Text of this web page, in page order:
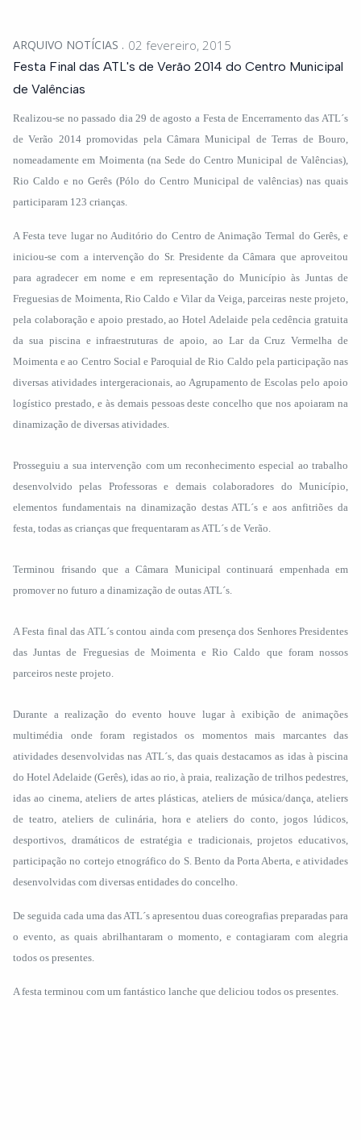
ARQUIVO NOTÍCIAS 02 fevereiro, 2015
Festa Final das ATL's de Verão 2014 do Centro Municipal
de Valências
Realizou-se no passado dia 29 de agosto a Festa de Encerramento das ATL´s
de Verão 2014 promovidas pela Câmara Municipal de Terras de Bouro,
nomeadamente em Moimenta (na Sede do Centro Municipal de Valências),
Rio Caldo e no Gerês (Pólo do Centro Municipal de valências) nas quais
participaram 123 crianças.
A Festa teve lugar no Auditório do Centro de Animação Termal do Gerês, e
iniciou-se com a intervenção do Sr. Presidente da Câmara que aproveitou
para agradecer em nome e em representação do Município às Juntas de
Freguesias de Moimenta, Rio Caldo e Vilar da Veiga, parceiras neste projeto,
pela colaboração e apoio prestado, ao Hotel Adelaide pela cedência gratuita
da sua piscina e infraestruturas de apoio, ao Lar da Cruz Vermelha de
Moimenta e ao Centro Social e Paroquial de Rio Caldo pela participação nas
diversas atividades intergeracionais, ao Agrupamento de Escolas pelo apoio
logístico prestado, e às demais pessoas deste concelho que nos apoiaram na
dinamização de diversas atividades.
Prosseguiu a sua intervenção com um reconhecimento especial ao trabalho
desenvolvido pelas Professoras e demais colaboradores do Município,
elementos fundamentais na dinamização destas ATL´s e aos anfitriões da
festa, todas as crianças que frequentaram as ATL´s de Verão.
Terminou frisando que a Câmara Municipal continuará empenhada em
promover no futuro a dinamização de outas ATL´s.
A Festa final das ATL´s contou ainda com presença dos Senhores Presidentes
das Juntas de Freguesias de Moimenta e Rio Caldo que foram nossos
parceiros neste projeto.
Durante a realização do evento houve lugar à exibição de animações
multimédia onde foram registados os momentos mais marcantes das
atividades desenvolvidas nas ATL´s, das quais destacamos as idas à piscina
do Hotel Adelaide (Gerês), idas ao rio, à praia, realização de trilhos pedestres,
idas ao cinema, ateliers de artes plásticas, ateliers de música/dança, ateliers
de teatro, ateliers de culinária, hora e ateliers do conto, jogos lúdicos,
desportivos, dramáticos de estratégia e tradicionais, projetos educativos,
participação no cortejo etnográfico do S. Bento da Porta Aberta, e atividades
desenvolvidas com diversas entidades do concelho.
De seguida cada uma das ATL´s apresentou duas coreografias preparadas para
o evento, as quais abrilhantaram o momento, e contagiaram com alegria
todos os presentes.
A festa terminou com um fantástico lanche que deliciou todos os presentes.